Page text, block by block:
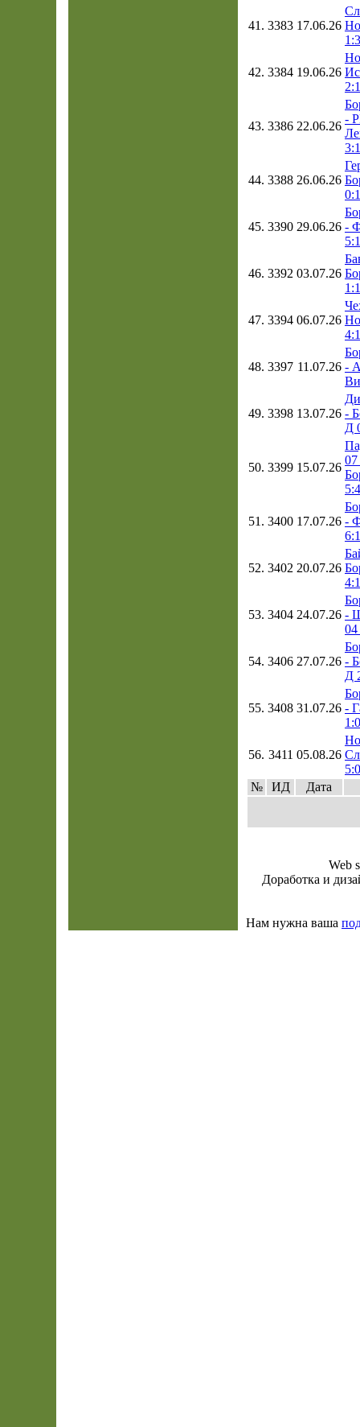
41. 3383 17.06.26
1:3
42. 3384 19.06.26
2:1
43. 3386 22.06.26
-
3:1
44. 3388 26.06.26
0:1
45. 3390 29.06.26 -
5:1
46. 3392 03.07.26
1:1
47. 3394 06.07.26
4:1
48. 3397 11.07.26 -
49. 3398 13.07.26 -
Д
50. 3399 15.07.26
07
5:4
51. 3400 17.07.26 -
6:1
52. 3402 20.07.26
4:1
53. 3404 24.07.26 -
04
54. 3406 27.07.26 -
Д
55. 3408 31.07.26 -
1:0
56. 3411 05.08.26
5:0
№
ИД Дата
Web
Доработка и
Нам нужна ваша